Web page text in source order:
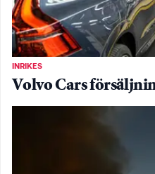
INRIKES
Volvo Cars